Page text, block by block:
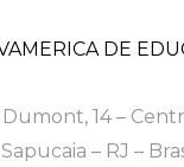
DE
14 –
– RJ –